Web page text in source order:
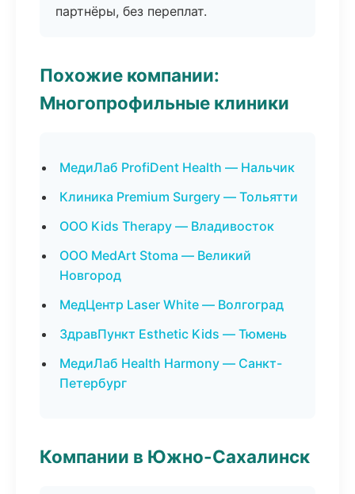
партнёры, без переплат.
Похожие компании:
Многопрофильные клиники
МедиЛаб ProfiDent Health — Нальчик
Клиника Premium Surgery — Тольятти
ООО Kids Therapy — Владивосток
ООО MedArt Stoma — Великий
Новгород
МедЦентр Laser White — Волгоград
ЗдравПункт Esthetic Kids — Тюмень
МедиЛаб Health Harmony — Санкт-
Петербург
Компании в Южно-Сахалинск